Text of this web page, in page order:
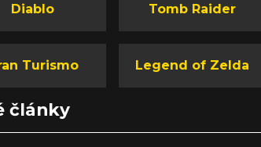
Diablo Tomb Raider
Turismo Legend of Zelda
články